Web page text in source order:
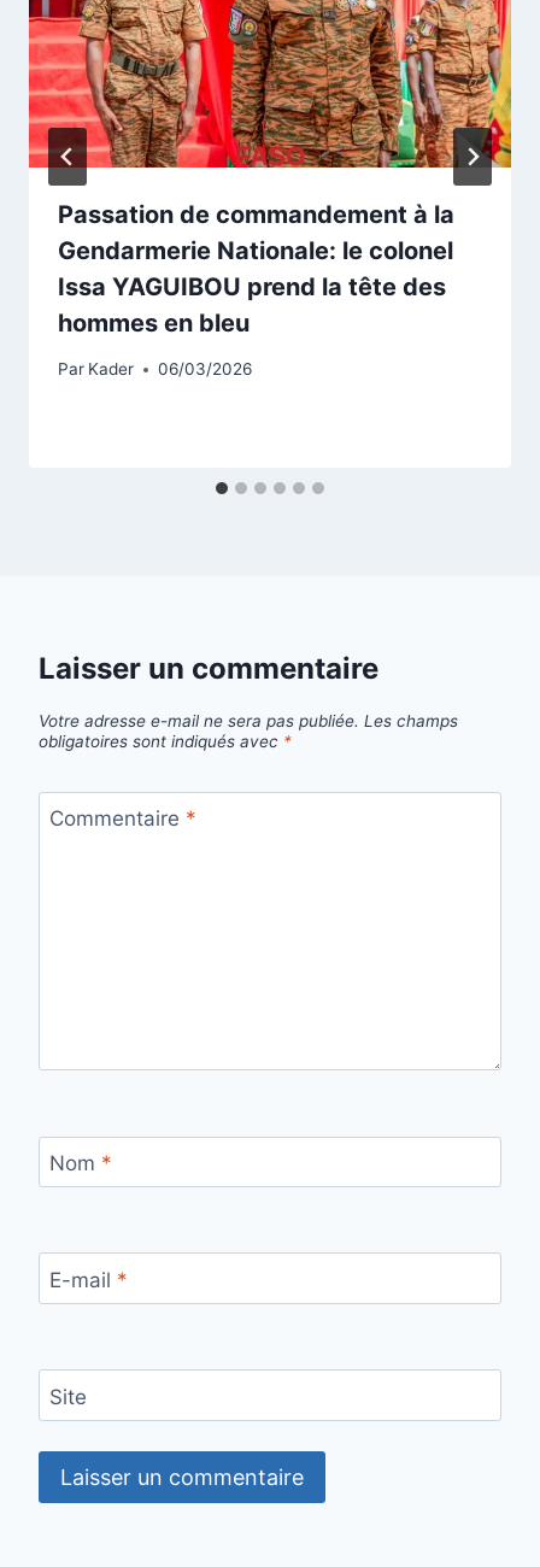
Passation de commandement à la
Gendarmerie Nationale: le colonel
Issa YAGUIBOU prend la tête des
hommes en bleu
Par Kader 06/03/2026
Laisser un commentaire
Votre adresse e-mail ne sera pas publiée. Les champs
obligatoires sont indiqués avec *
Commentaire *
Nom *
E-mail *
Site